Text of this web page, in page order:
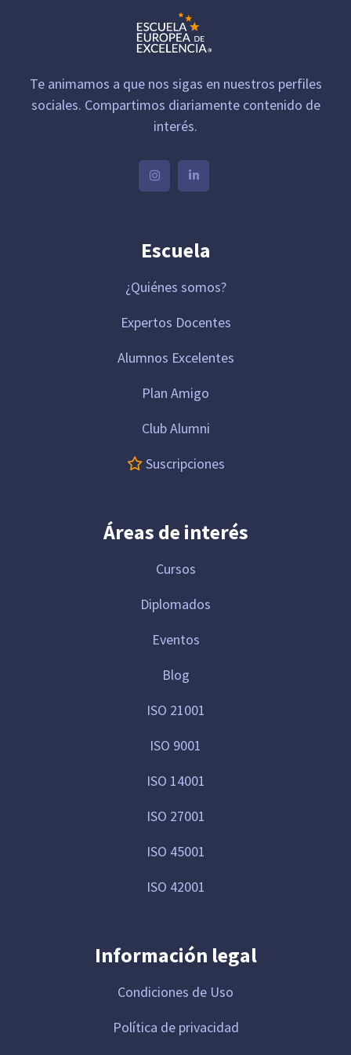
Te animamos a que nos sigas en nuestros perfiles
sociales. Compartimos diariamente contenido de
interés.
Escuela
¿Quiénes somos?
Expertos Docentes
Alumnos Excelentes
Plan Amigo
Club Alumni
Suscripciones
Áreas de interés
Cursos
Diplomados
Eventos
Blog
ISO 21001
ISO 9001
ISO 14001
ISO 27001
ISO 45001
ISO 42001
Información legal
Condiciones de Uso
Política de privacidad